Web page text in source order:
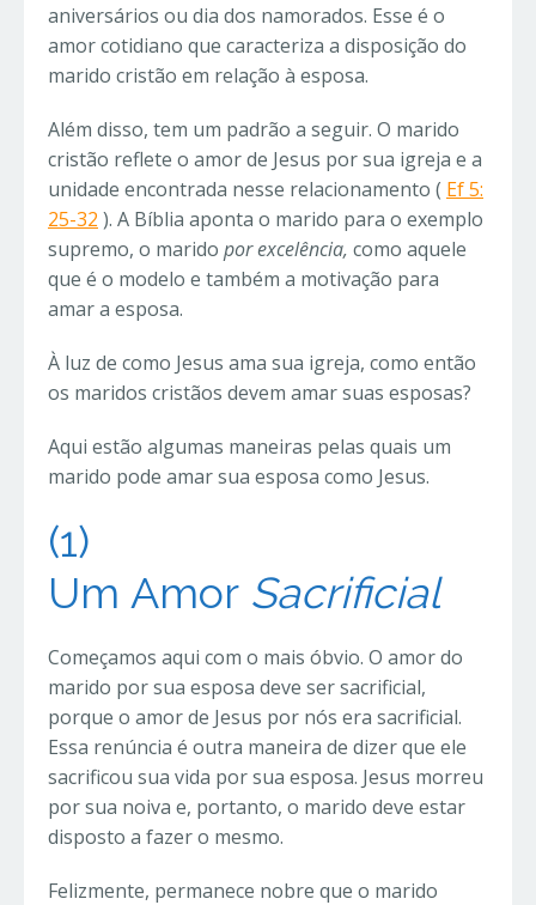
aniversários ou dia dos namorados. Esse é o
amor cotidiano que caracteriza a disposição do
marido cristão em relação à esposa.
Além disso, tem um padrão a seguir. O marido
cristão reflete o amor de Jesus por sua igreja e a
unidade encontrada nesse relacionamento ( Ef 5:
25-32 ). A Bíblia aponta o marido para o exemplo
supremo, o marido por excelência, como aquele
que é o modelo e também a motivação para
amar a esposa.
À luz de como Jesus ama sua igreja, como então
os maridos cristãos devem amar suas esposas?
Aqui estão algumas maneiras pelas quais um
marido pode amar sua esposa como Jesus.
(1)
Um Amor Sacrificial
Começamos aqui com o mais óbvio. O amor do
marido por sua esposa deve ser sacrificial,
porque o amor de Jesus por nós era sacrificial.
Essa renúncia é outra maneira de dizer que ele
sacrificou sua vida por sua esposa. Jesus morreu
por sua noiva e, portanto, o marido deve estar
disposto a fazer o mesmo.
Felizmente, permanece nobre que o marido